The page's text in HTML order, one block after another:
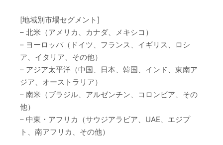
[地域別市場セグメント]
– 北米（アメリカ、カナダ、メキシコ）
– ヨーロッパ（ドイツ、フランス、イギリス、ロシ
ア、イタリア、その他）
– アジア太平洋（中国、日本、韓国、インド、東南ア
ジア、オーストラリア）
– 南米（ブラジル、アルゼンチン、コロンビア、その
他）
– 中東・アフリカ（サウジアラビア、UAE、エジプ
ト、南アフリカ、その他）